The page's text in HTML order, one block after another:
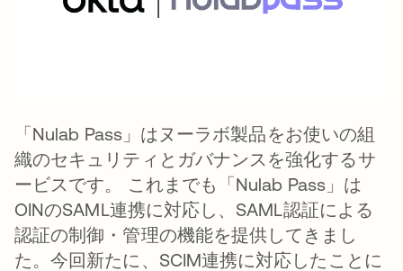
「Nulab Pass」はヌーラボ製品をお使いの組
織のセキュリティとガバナンスを強化するサ
ービスです。 これまでも「Nulab Pass」は
OINのSAML連携に対応し、SAML認証による
認証の制御・管理の機能を提供してきまし
た。今回新たに、SCIM連携に対応したことに